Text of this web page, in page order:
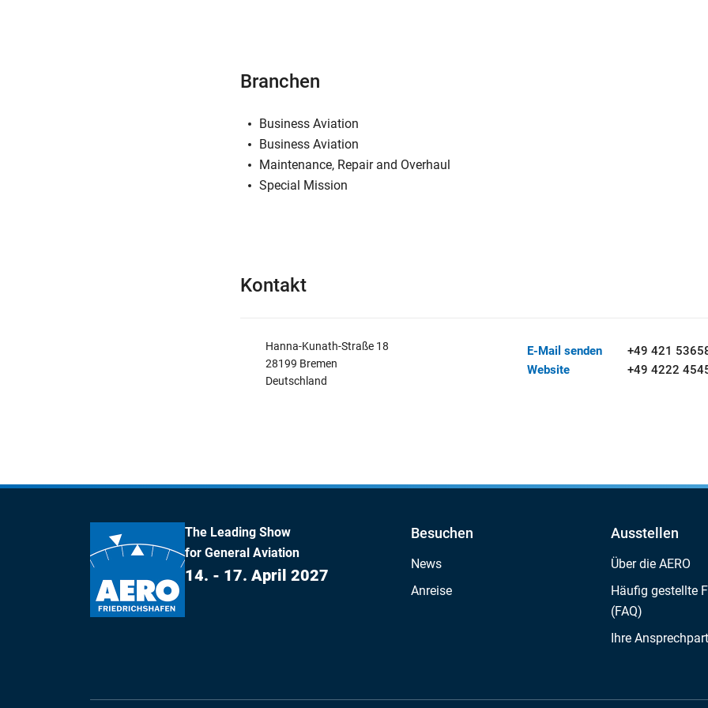
Branchen
Business Aviation
Business Aviation
Maintenance, Repair and Overhaul
Special Mission
Kontakt
Hanna-Kunath-Straße 18
28199 Bremen
Deutschland
E-Mail senden
Website
+49 421
+49 4222
The Leading Show
for General Aviation
14. - 17. April 2027
Besuchen
News
Anreise
Ausstellen
Über die AERO
Häufig gestellte
(FAQ)
Ihre